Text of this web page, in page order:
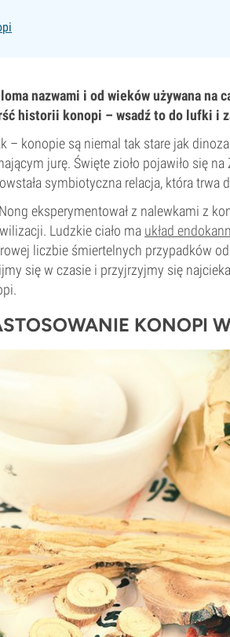
nazwami i od wieków używana na
historii konopi – wsadź to do lufki i
– konopie są niemal tak stare jak
jurę. Święte zioło pojawiło się na
symbiotyczna relacja, która trwa
eksperymentował z nalewkami z
Ludzkie ciało ma układ
liczbie śmiertelnych przypadków
się w czasie i przyjrzyjmy się
KONOPI